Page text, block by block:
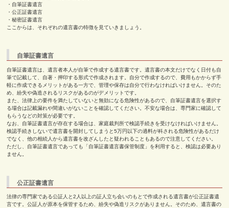
・自筆証書遺言
・公正証書遺言
・秘密証書遺言
ここからは、それぞれの遺言書の特徴を見ていきましょう。
自筆証書遺言
自筆証書遺言は、遺言者本人が自筆で作成する遺言書です。遺言書の本文だけでなく日付も自
筆で記載して、自著・押印する形式で作成されます。自分で作成するので、費用もかからず手
軽に作成できるメリットがある一方で、管理や保存は自分で行わなければいけません。そのた
め、紛失や偽造されるリスクがあるのがデメリットです。
また、法律上の要件を満たしていないと無効になる危険性があるので、自筆証書遺言を選択す
る場合は記載漏れや間違いがないことを確認してください。不安な場合は、専門家に確認して
もらうなどの対策が必要です。
なお、自筆証書遺言が存在する場合は、家庭裁判所で検認手続きを受けなければいけません。
検認手続きしないで遺言書を開封してしまうと5万円以下の過料が科される危険性があるだけ
でなく、他の相続人から遺言書を改ざんしたと疑われることもあるので注意してください。
ただし、自筆証書遺言であっても「自筆証書遺言書保管制度」を利用すると、検認は必要あり
ません。
公正証書遺言
法律の専門家である公証人と2 人以上の証人立ち会いのもとで作成される遺言書が公正証書遺
言です。公証人が原本を保管するため、紛失や偽造リスクがありません。そのため、遺言書の